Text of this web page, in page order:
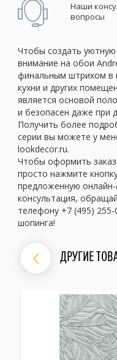
Наши
вопросы
Чтобы создать
внимание на обои
финальным штрихом в
кухни и других
является основой
и безопасен даже при
Получить более
серии вы можете у
lookdecor.ru.
Чтобы оформить
просто нажмите
предложенную
консультация,
телефону +7 (495)
шопинга!
ДРУГИЕ